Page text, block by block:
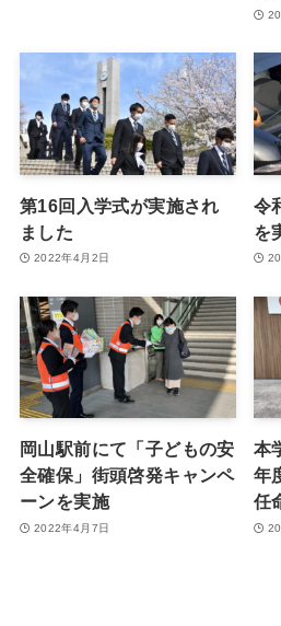
第16回入学式が実施され
ました
2022年4月2日
令
を
岡山駅前にて「子どもの安
全確保」街頭啓発キャンペ
ーンを実施
2022年4月7日
本
年
任